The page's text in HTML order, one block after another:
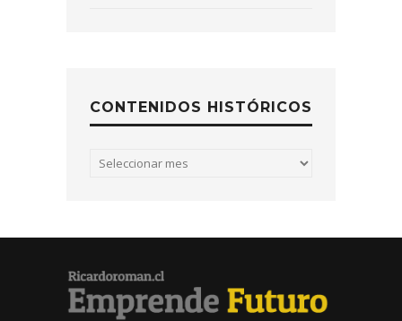
CONTENIDOS HISTÓRICOS
Contenidos